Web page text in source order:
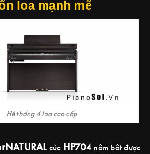
loa mạnh mẽ
Hệ thống 4 loa cao cấp
của HP704 nắm bắt được